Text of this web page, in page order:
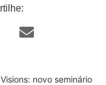
novo seminário